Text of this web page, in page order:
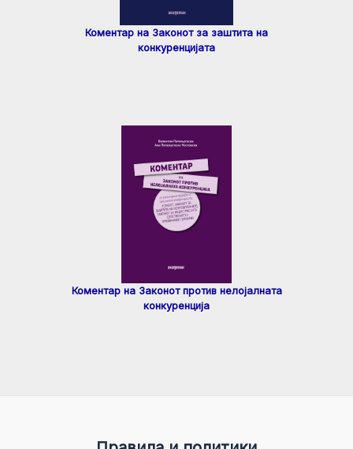
Коментар на Законот за заштита на
конкуренцијата
Коментар на Законот против нелојалната
конкуренција